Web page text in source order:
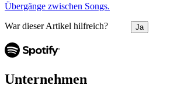
Übergänge zwischen Songs.
War dieser Artikel hilfreich? Ja
Unternehmen